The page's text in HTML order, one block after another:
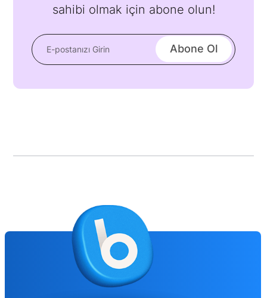
sahibi olmak için abone olun!